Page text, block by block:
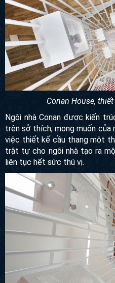
Conan House,
Ngôi nhà Conan được kiến
trên sở thích, mong muốn
Bằng việc thiết kế cầu thang
tạo trật tự cho ngôi nhà tạo
mạch, liên tục hết sức thú vị.